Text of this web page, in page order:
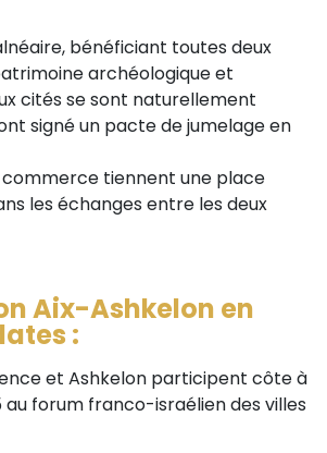
bénéficiant toutes deux
archéologique et
cités se sont naturellement
signé un pacte de jumelage en
commerce tiennent une place
les échanges entre les deux
Aix-Ashkelon en
:
et Ashkelon participent côte à
forum franco-israélien des villes